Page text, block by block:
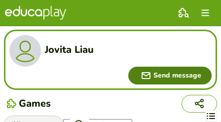
Jovita Liau
Send message
Games